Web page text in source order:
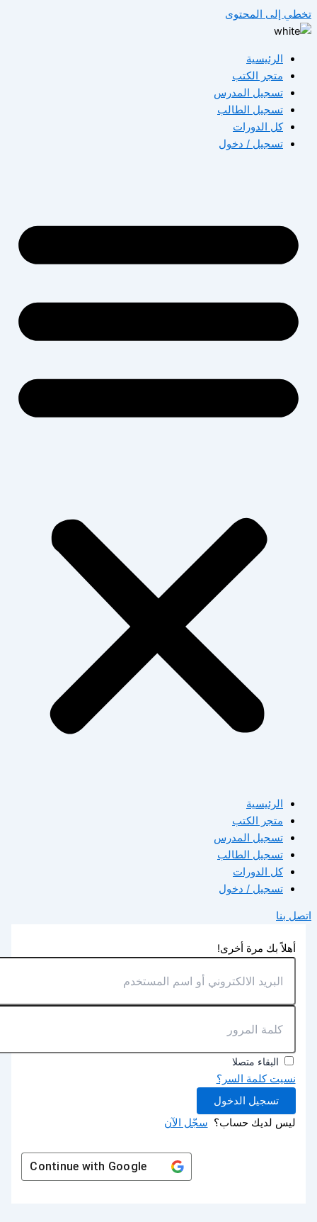
تخطي إلى المحتوى
الرئيسية
متجر الكتب
تسجيل المدرس
تسجيل الطالب
كل الدورات
تسجيل / دخول
الرئيسية
متجر الكتب
تسجيل المدرس
تسجيل الطالب
كل الدورات
تسجيل / دخول
اتصل بنا
أهلاً بك مرة أخرى!
البقاء متصلا
نسيت كلمة السر؟
تسجيل الدخول
ليس لديك حساب؟ سجّل الآن
Continue withGoogle